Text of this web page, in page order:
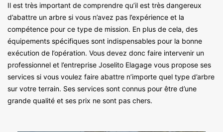
Il est très important de comprendre qu’il est très dangereux
d’abattre un arbre si vous n’avez pas l’expérience et la
compétence pour ce type de mission. En plus de cela, des
équipements spécifiques sont indispensables pour la bonne
exécution de l’opération. Vous devez donc faire intervenir un
professionnel et l’entreprise Joselito Elagage vous propose ses
services si vous voulez faire abattre n’importe quel type d’arbre
sur votre terrain. Ses services sont connus pour être d’une
grande qualité et ses prix ne sont pas chers.